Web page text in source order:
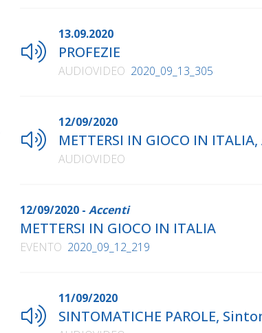
13.09.2020
PROFEZIE
AUDIOVIDEO 2020_09_13_305
12/09/2020
METTERSI IN GIOCO IN
AUDIOVIDEO
12/09/2020 - Accenti
METTERSI IN GIOCO IN ITALIA
EVENTO 2020_09_12_219
11/09/2020
SINTOMATICHE PAROLE,